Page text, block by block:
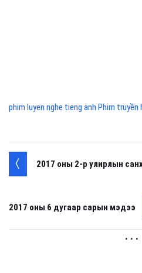
phim luyen nghe tieng anh Phim truyền
2017 оны 2-р улирлын
2017 оны 6 дугаар сарын мэдээ
. . .